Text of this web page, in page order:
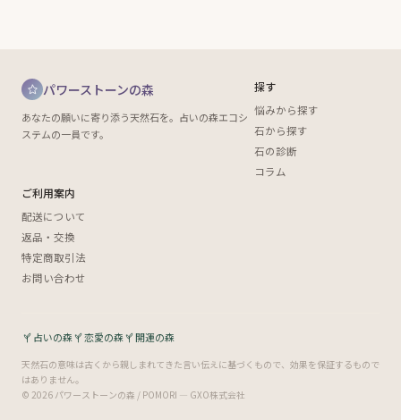
パワーストーンの森
あなたの願いに寄り添う天然石を。占いの森エコシ
ステムの一員です。
探す
悩みから探す
石から探す
石の診断
コラム
ご利用案内
配送について
返品・交換
特定商取引法
お問い合わせ
占いの森 恋愛の森 開運の森
天然石の意味は古くから親しまれてきた言い伝えに基づくもので、効果を保証するもので
はありません。
© 2026 パワーストーンの森 / POMORI — GXO株式会社